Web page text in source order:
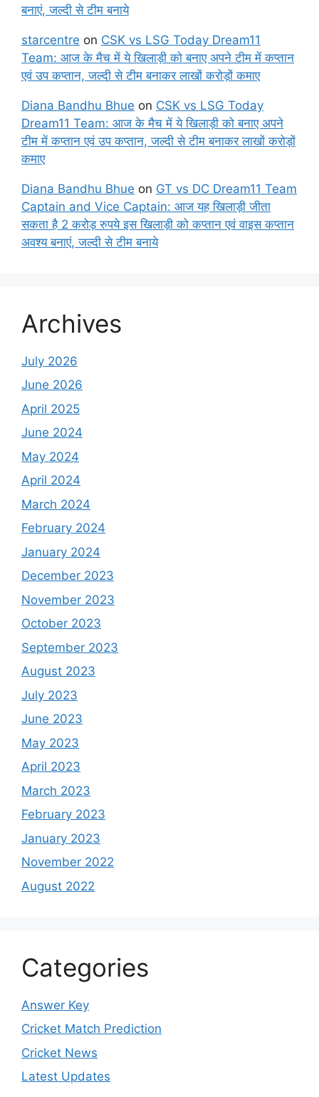
बनाएं, जल्दी से टीम बनाये
starcentre on CSK vs LSG Today Dream11
Team: आज के मैच में ये खिलाड़ी को बनाए अपने टीम में कप्तान
एवं उप कप्तान, जल्दी से टीम बनाकर लाखों करोड़ों कमाए
Diana Bandhu Bhue on CSK vs LSG Today
Dream11 Team: आज के मैच में ये खिलाड़ी को बनाए अपने
टीम में कप्तान एवं उप कप्तान, जल्दी से टीम बनाकर लाखों करोड़ों
कमाए
Diana Bandhu Bhue on GT vs DC Dream11 Team
Captain and Vice Captain: आज यह खिलाड़ी जीता
सकता है 2 करोड़ रुपये इस खिलाड़ी को कप्तान एवं वाइस कप्तान
अवश्य बनाएं, जल्दी से टीम बनाये
Archives
July 2026
June 2026
April 2025
June 2024
May 2024
April 2024
March 2024
February 2024
January 2024
December 2023
November 2023
October 2023
September 2023
August 2023
July 2023
June 2023
May 2023
April 2023
March 2023
February 2023
January 2023
November 2022
August 2022
Categories
Answer Key
Cricket Match Prediction
Cricket News
Latest Updates